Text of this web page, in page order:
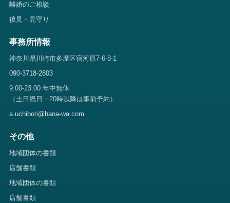
離婚のご相談
後見・見守り
事務所情報
神奈川県川崎市多摩区宿河原7-6-8-1
090-3718-2803
9:00-23:00 年中無休
（土日祝日・20時以降は事前予約）
a.uchibori@hana-wa.com
その他
地域団体の書類
店舗書類
地域団体の書類
店舗書類